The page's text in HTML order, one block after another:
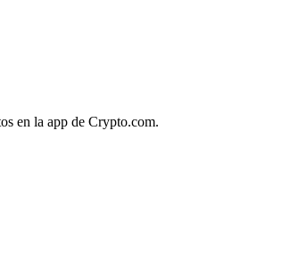
en la app de Crypto.com.